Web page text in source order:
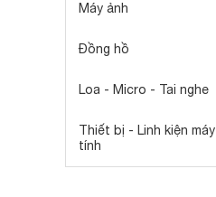
Máy ảnh
Đồng hồ
Loa - Micro - Tai nghe
Thiết bị - Linh kiện máy
tính